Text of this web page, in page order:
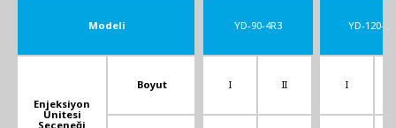
Modeli
Enjeksiyon
Ünitesi
Seçeneği
Boyut
YD-90-4R3
I II
YD-120-
I